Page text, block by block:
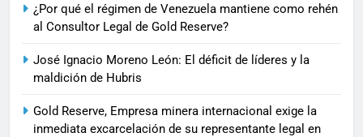
¿Por qué el régimen de Venezuela mantiene como rehén
al Consultor Legal de Gold Reserve?
José Ignacio Moreno León: El déficit de líderes y la
maldición de Hubris
Gold Reserve, Empresa minera internacional exige la
inmediata excarcelación de su representante legal en